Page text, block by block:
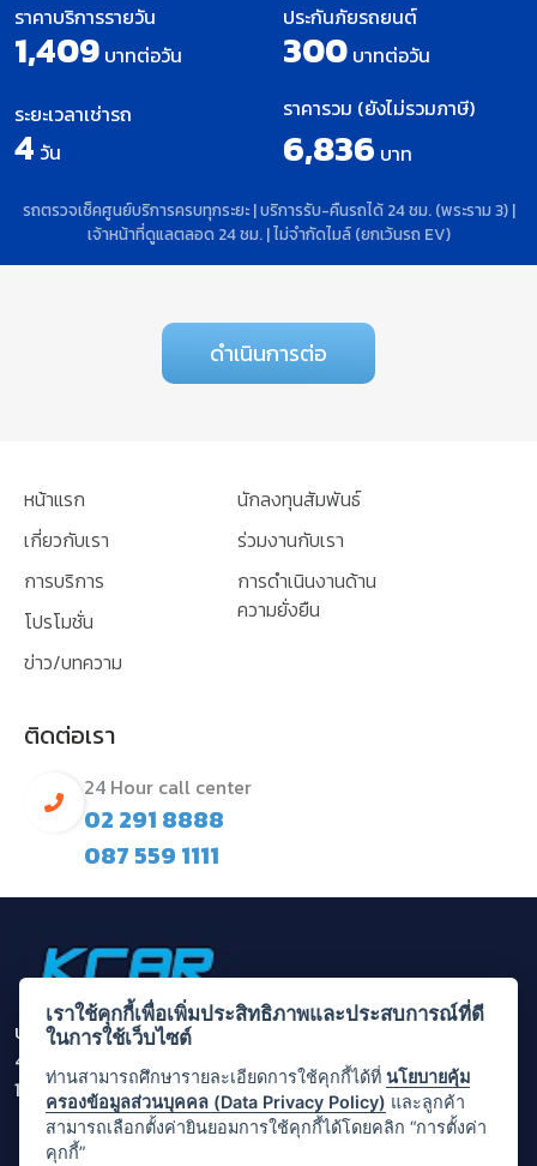
ราคาบริการรายวัน
1,409 บาทต่อวัน
ประกันภัยรถยนต์
300 บาทต่อวัน
ระยะเวลาเช่ารถ
4 วัน
ราคารวม (ยังไม่รวมภาษี)
6,836 บาท
รถตรวจเช็คศูนย์บริการครบทุกระยะ | บริการรับ-คืนรถได้ 24 ชม. (พระราม 3) |
เจ้าหน้าที่ดูแลตลอด 24 ชม. | ไม่จำกัดไมล์ (ยกเว้นรถ EV)
ดำเนินการต่อ
หน้าแรก
เกี่ยวกับเรา
การบริการ
โปรโมชั่น
ข่าว/บทความ
นักลงทุนสัมพันธ์
ร่วมงานกับเรา
การดำเนินงานด้าน
ความยั่งยืน
ติดต่อเรา
24 Hour call center
02 291 8888
087 559 1111
บริษัท กรุงไทยคาร์เร้นท์ แอนด์ ลีส จำกัด (มหาชน)
455/1 ถนนพระราม 3 แขวงบางโคล่ เขตบางคอแหลม กรุงเทพ
10120
เราใช้คุกกี้เพื่อเพิ่มประสิทธิภาพและประสบการณ์ที่ดี
ในการใช้เว็บไซต์
ท่านสามารถศึกษารายละเอียดการใช้คุกกี้ได้ที่นโยบายคุ้ม
ครองข้อมูลส่วนบุคคล (Data Privacy Policy) และลูกค้า
สามารถเลือกตั้งค่ายินยอมการใช้คุกกี้ได้โดยคลิก “การตั้งค่า
คุกกี้”